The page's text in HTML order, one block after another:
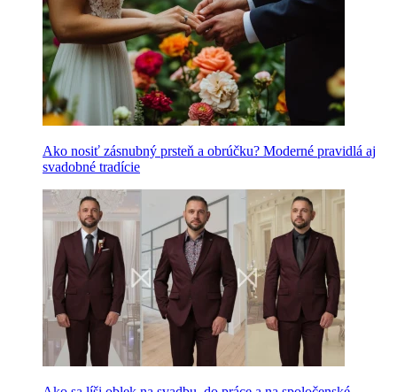
Ako nosiť zásnubný prsteň a obrúčku? Moderné pravidlá aj
svadobné tradície